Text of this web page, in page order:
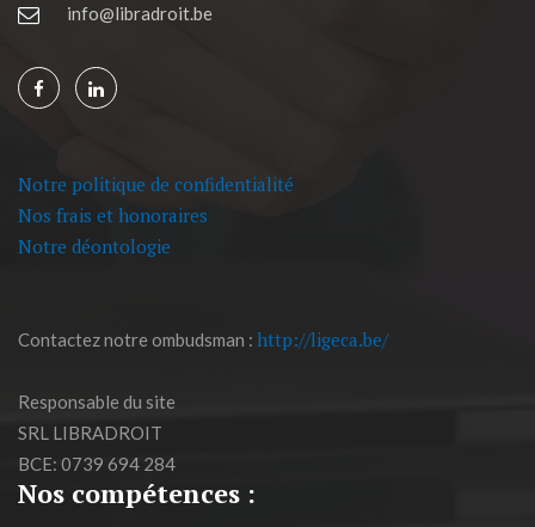
info@libradroit.be
Notre politique de confidentialité
Nos frais et honoraires
Notre déontologie
Contactez notre ombudsman : http://ligeca.be/
Responsable du site
SRL LIBRADROIT
BCE: 0739 694 284
Nos compétences :